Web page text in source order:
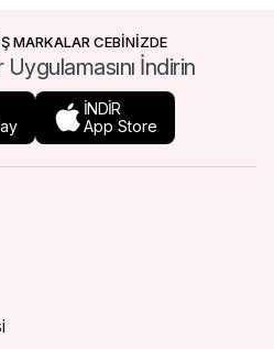
MARKALAR CEBİNİZDE
İndirin
İNDİR
App Store